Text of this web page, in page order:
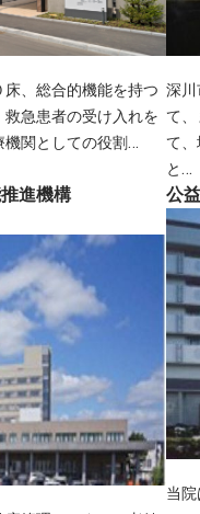
、総合的機能を持つ
急患者の受け入れを
関としての役割…
深川
て
て
と…
進機構
公
当